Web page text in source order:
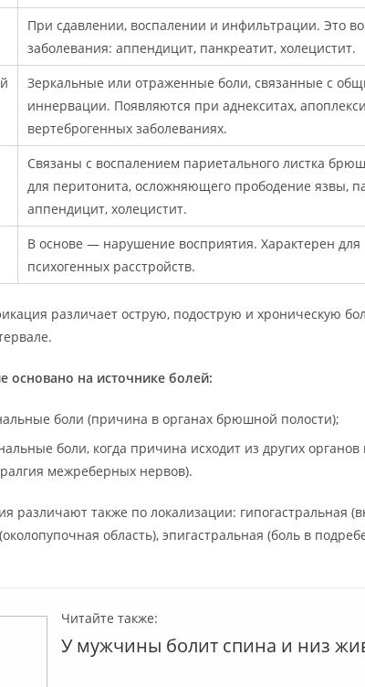
При сдавлении, воспалении и инфильтрации. Это
заболевания: аппендицит, панкреатит, холецистит.
Зеркальные или отраженные боли, связанные с
иннервации. Появляются при аднекситах,
вертеброгенных заболеваниях.
Связаны с воспалением париетального листка
для перитонита, осложняющего прободение язвы,
аппендицит, холецистит.
В основе — нарушение восприятия. Характерен для
психогенных расстройств.
различает острую, подострую и хроническую
основано на источнике болей:
боли (причина в органах брюшной полости);
боли, когда причина исходит из других
межреберных нервов).
различают также по локализации: гипогастральная
область), эпигастральная (боль в
Читайте также:
У мужчины болит спина и низ